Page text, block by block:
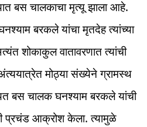
बस चालकाचा मृत्यू झाला आहे.
बरकले यांचा मृतदेह त्यांच्या
शोकाकुल वातावरणात त्यांची
मोठ्या संख्येने ग्रामस्थ
बस चालक घनश्याम बरकले यांची
प्रचंड आक्रोश केला. त्यामुळे